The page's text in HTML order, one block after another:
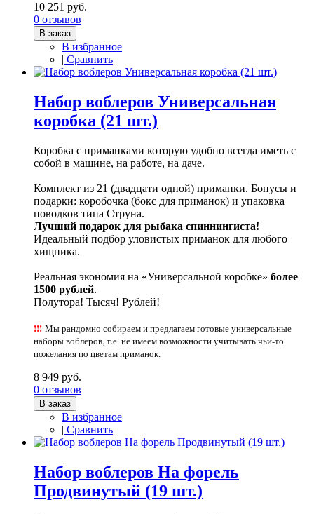
10 251 руб.
0 отзывов
В заказ
В избранное
| Сравнить
Набор воблеров Универсальная
коробка (21 шт.)
Коробка с приманками которую удобно всегда иметь с
собой в машине, на работе, на даче.
Комплект из 21 (двадцати одной) приманки. Бонусы и
подарки: коробочка (бокс для приманок) и упаковка
поводков типа Струна.
Лучший подарок для рыбака спиннингиста!
Идеальный подбор уловистых приманок для любого
хищника.
Реальная экономия на «Универсальной коробке» более
1500 рублей.
Полутора! Тысяч! Рублей!
!!! Мы рандомно собираем и предлагаем готовые универсальные
наборы воблеров, т.е. не имеем возможности учитывать чьи-то
пожелания по цветам приманок.
8 949 руб.
0 отзывов
В заказ
В избранное
| Сравнить
Набор воблеров На форель
Продвинутый (19 шт.)